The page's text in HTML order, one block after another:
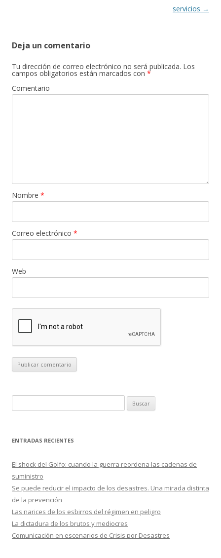
servicios →
Deja un comentario
Tu dirección de correo electrónico no será publicada. Los
campos obligatorios están marcados con *
Comentario
Nombre *
Correo electrónico *
Web
u
c
r
ENTRADAS RECIENTES
El shock del Golfo: cuando la guerra reordena las cadenas de
suministro
Se puede reducir el impacto de los desastres. Una mirada distinta
de la prevención
Las narices de los esbirros del régimen en peligro
La dictadura de los brutos y mediocres
Comunicación en escenarios de Crisis por Desastres